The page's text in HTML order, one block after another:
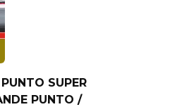
SUPER
PUNTO /